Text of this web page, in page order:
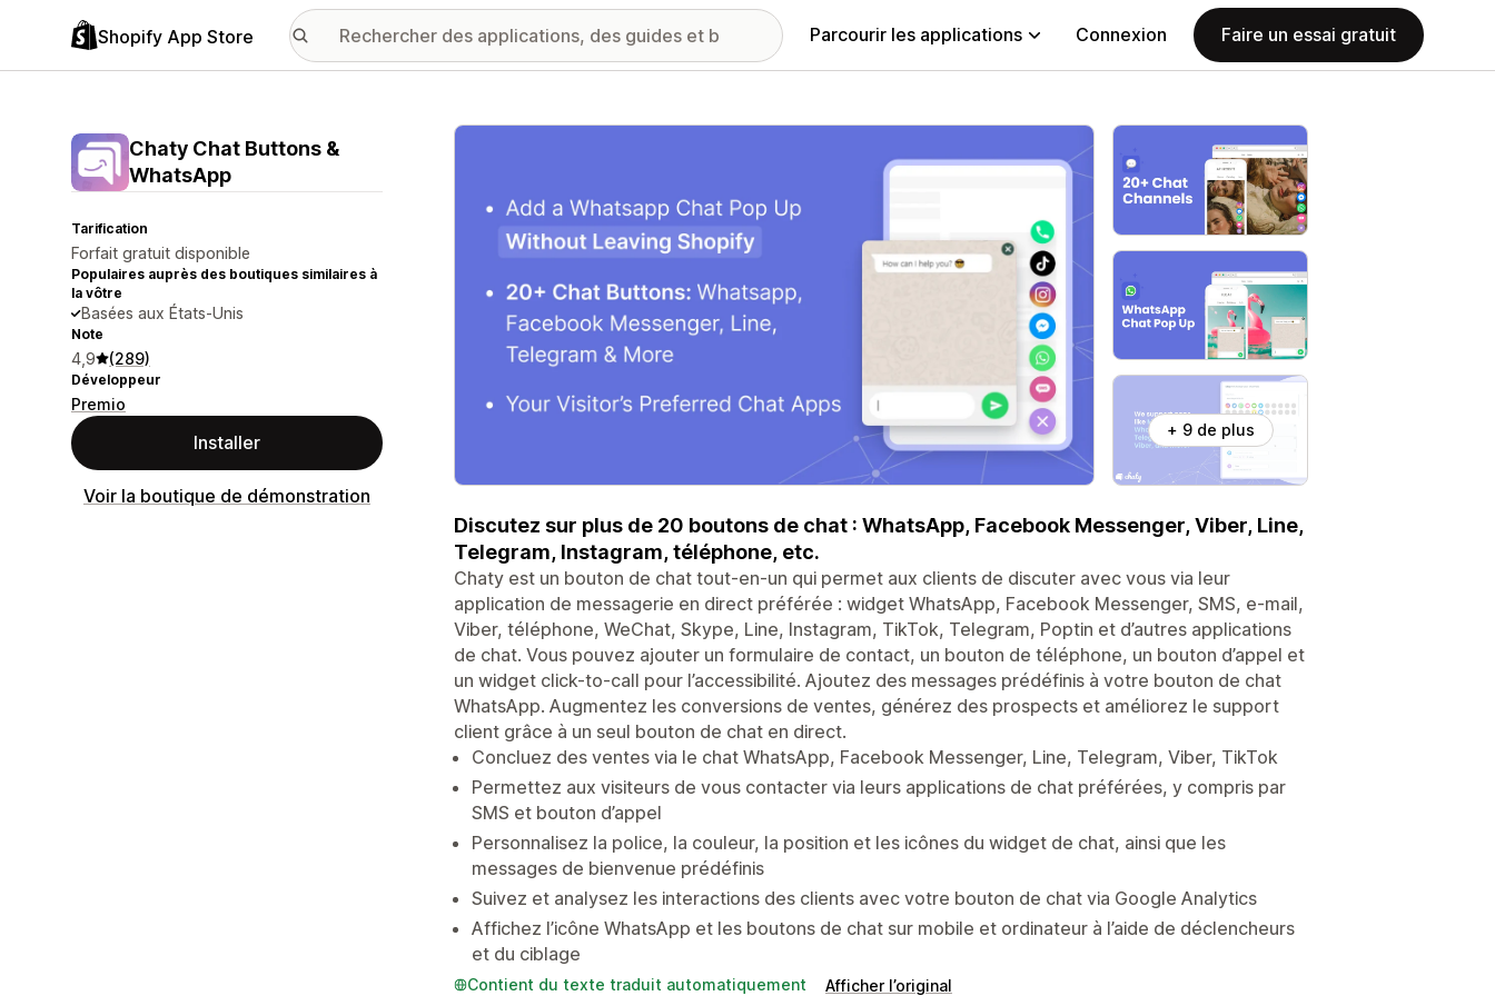
Shopify App Store Parcourir les applications Connexion Faire un essai gratuit
Chaty Chat Buttons &
WhatsApp
Tarification
Forfait gratuit disponible
Populaires auprès des boutiques similaires à
la vôtre
Basées aux États-Unis
Note
4,9 (289)
Développeur
Premio
Installer
Voir la boutique de démonstration
Galerie d’images vedette
+ 9 de plus
Discutez sur plus de 20 boutons de chat : WhatsApp, Facebook Messenger, Viber, Line,
Telegram, Instagram, téléphone, etc.
Chaty est un bouton de chat tout-en-un qui permet aux clients de discuter avec vous via leur
application de messagerie en direct préférée : widget WhatsApp, Facebook Messenger, SMS, e-mail,
Viber, téléphone, WeChat, Skype, Line, Instagram, TikTok, Telegram, Poptin et d’autres applications
de chat. Vous pouvez ajouter un formulaire de contact, un bouton de téléphone, un bouton d’appel et
un widget click-to-call pour l’accessibilité. Ajoutez des messages prédéfinis à votre bouton de chat
WhatsApp. Augmentez les conversions de ventes, générez des prospects et améliorez le support
client grâce à un seul bouton de chat en direct.
Concluez des ventes via le chat WhatsApp, Facebook Messenger, Line, Telegram, Viber, TikTok
Permettez aux visiteurs de vous contacter via leurs applications de chat préférées, y compris par
SMS et bouton d’appel
Personnalisez la police, la couleur, la position et les icônes du widget de chat, ainsi que les
messages de bienvenue prédéfinis
Suivez et analysez les interactions des clients avec votre bouton de chat via Google Analytics
Affichez l’icône WhatsApp et les boutons de chat sur mobile et ordinateur à l’aide de déclencheurs
et du ciblage
Contient du texte traduit automatiquement Afficher l’original